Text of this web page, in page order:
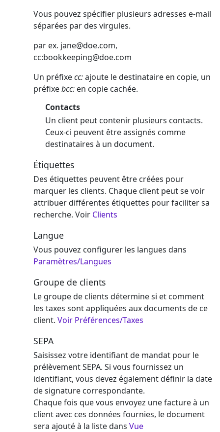
Vous pouvez spécifier plusieurs adresses e-mail
séparées par des virgules.
par ex. jane@doe.com,
cc:bookkeeping@doe.com
Un préfixecc:ajoute le destinataire en copie, un
préfixebcc: en copie cachée.
Contacts
Un client peut contenir plusieurs contacts.
Ceux-ci peuvent être assignés comme
destinataires à un document.
Étiquettes
Des étiquettes peuvent être créées pour
marquer les clients. Chaque client peut se voir
attribuer différentes étiquettes pour faciliter sa
recherche. Voir Clients
Langue
Vous pouvez configurer les langues dans
Paramètres/Langues
Groupe de clients
Le groupe de clients détermine si et comment
les taxes sont appliquées aux documents de ce
client. Voir Préférences/Taxes
SEPA
Saisissez votre identifiant de mandat pour le
prélèvement SEPA. Si vous fournissez un
identifiant, vous devez également définir la date
de signature correspondante.
Chaque fois que vous envoyez une facture à un
client avec ces données fournies, le document
sera ajouté à la liste dans Vue